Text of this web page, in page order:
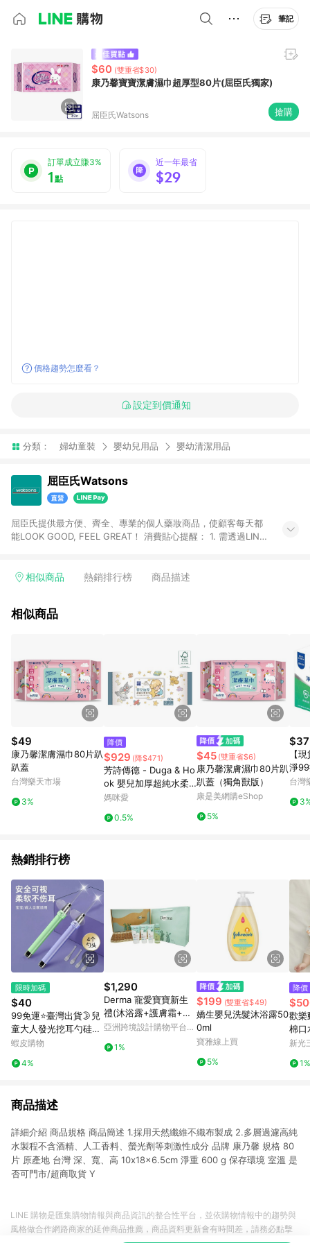
筆記
$60 (雙重省$30)
康乃馨寶寶潔膚濕巾超厚型80片(屈臣氏獨家)
屈臣氏Watsons 搶購
訂單成立賺3%
1點
近一年最省
$29
價格趨勢怎麼看？
設定到價通知
分類： 婦幼童裝 嬰幼兒用品 嬰幼清潔用品
屈臣氏Watsons
屈臣氏提供最方便、齊全、專業的個人藥妝商品，使顧客每天都
能LOOK GOOD, FEEL GREAT！ 消費貼心提醒： 1. 需透過LINE
下單，每筆交易前請確認有經過LINE購物跳轉頁才符合返點資
數將於廠商出貨後30天前後發送。5.屈臣氏保留365天訂單記
相似商品 熱銷排行榜 商品描述
相似商品
$49
康乃馨潔膚濕巾80片趴
趴蓋
台灣樂天市場
3%
降價
$929 (降$471)
芳詩傳德 - Duga & Ho
ok 嬰兒加厚超純水柔
濕巾80抽-80抽×24包
M×20CM
媽咪愛
0.5%
$45 (雙重省$6)
康乃馨潔膚濕巾80片趴
趴蓋（獨角獸版）
康是美網購eShop
5%
【
淨
X
台灣
熱銷排行榜
限時加碼
$40
99免運⭐臺灣出貨🌛兒
童大人發光挖耳勺硅膠
軟頭帶燈安全放大鏡可
膠掏耳棒 帶燈挖耳器
蝦皮購物
4%
$1,290
Derma 寵愛寶寶新生
禮(沐浴露+護膚霜+萬
用膏+浴油)
亞洲跨境設計購物平台
1%
$199 (雙重省$49)
嬌生嬰兒洗髮沐浴露50
0ml
寶雅線上買
5%
降價
歡樂
棉口
新光
1%
商品描述
詳細介紹 商品規格 商品簡述 1.採用天然纖維不織布製成 2.多層過濾高純
水製程不含酒精、人工香料、螢光劑等刺激性成分 品牌 康乃馨 規格 80
片 原產地 台灣 深、寬、高 10x18x6.5cm 淨重 600 g 保存環境 室溫 是
否可門市/超商取貨 Y
LINE 購物是匯集購物情報與商品資訊的整合性平台，並依購物情報中的趨勢與
風格做合作網路商家的延伸商品推薦，商品資料更新會有時間差，請務必點擊